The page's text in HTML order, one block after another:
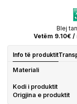
Blej
Vetëm 9.10€ /
Info të produktit
Materiali
Kodi i produktit
Origjina e produktit